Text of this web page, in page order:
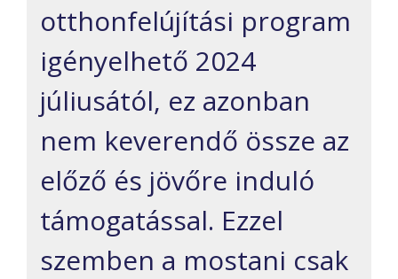
otthonfelújítási program
igényelhető 2024
júliusától, ez azonban
nem keverendő össze az
előző és jövőre induló
támogatással. Ezzel
szemben a mostani csak